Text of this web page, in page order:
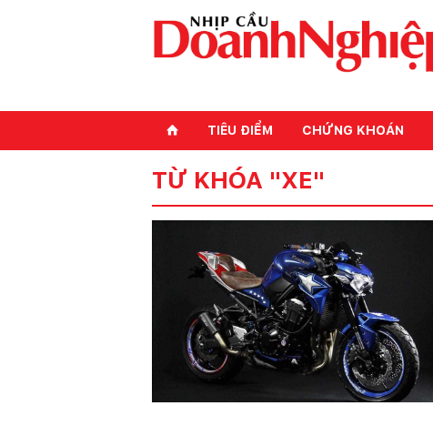
⌂ TIÊU ĐIỂM CHỨNG KHOÁN
TỪ KHÓA "XE"